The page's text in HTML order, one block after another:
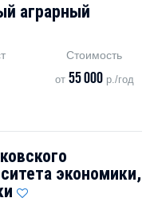
аграрный
Стоимость
от 55 000р./год
экономики,